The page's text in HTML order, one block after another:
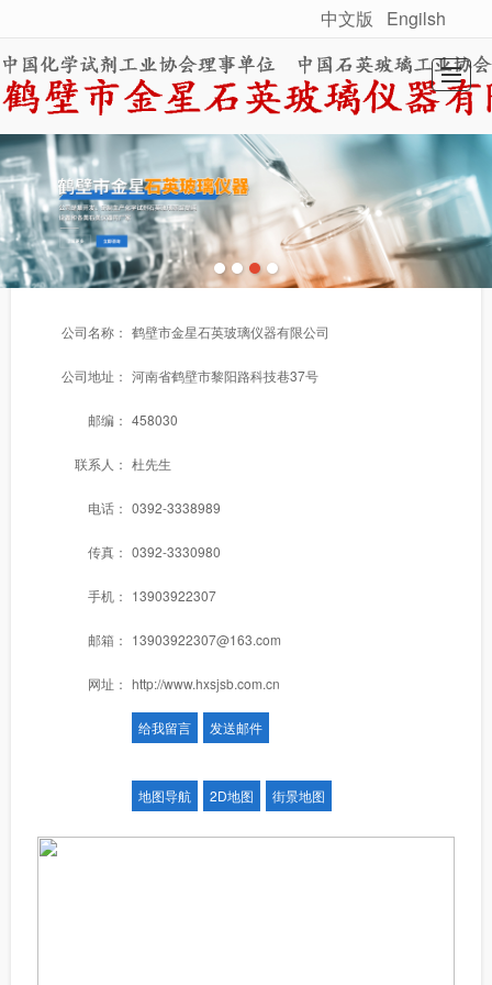
很遗憾，因您的浏览器版本过低导致无法获得最佳浏览体验，推荐下载安装谷歌浏览器！
中文版 Engilsh
首页 工程案例 新闻动态 联系我们
公司名称： 鹤壁市金星石英玻璃仪器有限公司
公司地址： 河南省鹤壁市黎阳路科技巷37号
邮编： 458030
联系人： 杜先生
电话： 0392-3338989
传真： 0392-3330980
手机： 13903922307
邮箱： 13903922307@163.com
网址： http://www.hxsjsb.com.cn
给我留言 发送邮件
地图导航 2D地图 街景地图